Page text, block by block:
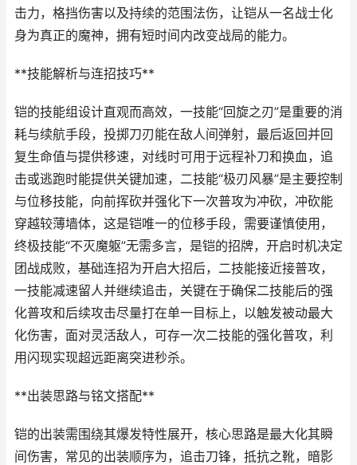
击力，格挡伤害以及持续的范围法伤，让铠从一名战士化
身为真正的魔神，拥有短时间内改变战局的能力。
**技能解析与连招技巧**
铠的技能组设计直观而高效，一技能“回旋之刃”是重要的消
耗与续航手段，投掷刀刃能在敌人间弹射，最后返回并回
复生命值与提供移速，对线时可用于远程补刀和换血，追
击或逃跑时能提供关键加速，二技能“极刃风暴”是主要控制
与位移技能，向前挥砍并强化下一次普攻为冲砍，冲砍能
穿越较薄墙体，这是铠唯一的位移手段，需要谨慎使用，
终极技能“不灭魔躯”无需多言，是铠的招牌，开启时机决定
团战成败，基础连招为开启大招后，二技能接近接普攻，
一技能减速留人并继续追击，关键在于确保二技能后的强
化普攻和后续攻击尽量打在单一目标上，以触发被动最大
化伤害，面对灵活敌人，可存一次二技能的强化普攻，利
用闪现实现超远距离突进秒杀。
**出装思路与铭文搭配**
铠的出装需围绕其爆发特性展开，核心思路是最大化其瞬
间伤害，常见的出装顺序为，追击刀锋，抵抗之靴，暗影